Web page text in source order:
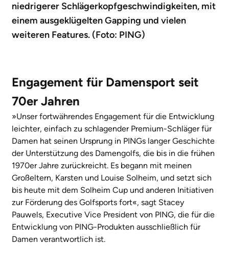
niedrigerer Schlägerkopfgeschwindigkeiten, mit
einem ausgeklügelten Gapping und vielen
weiteren Features. (Foto: PING)
Engagement für Damensport seit
70er Jahren
»Unser fortwährendes Engagement für die Entwicklung
leichter, einfach zu schlagender Premium-Schläger für
Damen hat seinen Ursprung in PINGs langer Geschichte
der Unterstützung des Damengolfs, die bis in die frühen
1970er Jahre zurückreicht. Es begann mit meinen
Großeltern, Karsten und Louise Solheim, und setzt sich
bis heute mit dem Solheim Cup und anderen Initiativen
zur Förderung des Golfsports fort«, sagt Stacey
Pauwels, Executive Vice President von PING, die für die
Entwicklung von PING-Produkten ausschließlich für
Damen verantwortlich ist.